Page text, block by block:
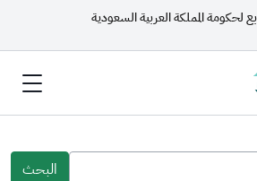
المملكة العربية السعودية
البحث